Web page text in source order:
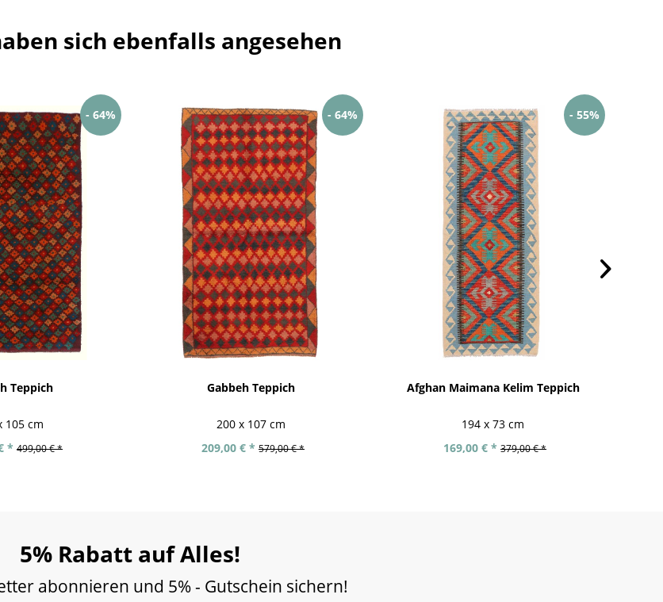
sich ebenfalls angesehen
- 64%
Teppich
105 cm
* 499,00 € *
- 64%
Gabbeh Teppich
200 x 107 cm
209,00 € * 579,00 € *
- 55%
Afghan Maimana Kelim Teppich
194 x 73 cm
169,00 € * 379,00 € *
5% Rabatt auf Alles!
abonnieren und 5% - Gutschein sichern!